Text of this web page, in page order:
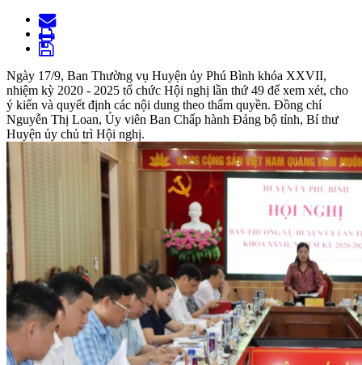
Ngày 17/9, Ban Thường vụ Huyện ủy Phú Bình khóa XXVII,
nhiệm kỳ 2020 - 2025 tổ chức Hội nghị lần thứ 49 để xem xét, cho
ý kiến và quyết định các nội dung theo thẩm quyền. Đồng chí
Nguyễn Thị Loan, Ủy viên Ban Chấp hành Đảng bộ tỉnh, Bí thư
Huyện ủy chủ trì Hội nghị.